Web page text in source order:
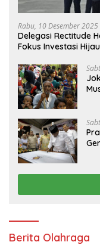
Rabu, 10 Desember
Delegasi Rectitude
Fokus Investasi
Berita Olahraga